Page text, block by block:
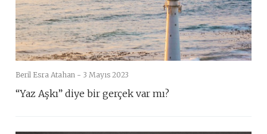
Beril Esra Atahan - 3 Mayıs 2023
“Yaz Aşkı” diye bir gerçek var mı?